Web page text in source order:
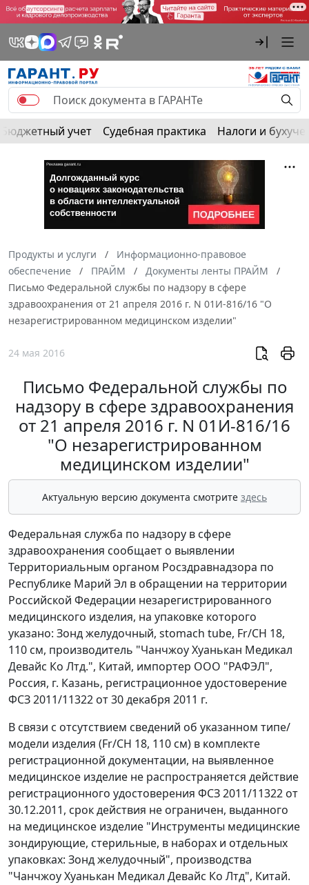
Бюджетный учет Судебная практика Налоги и
Продукты и услуги
Информационно-правовое
обеспечение
ПРАЙМ
Документы ленты ПРАЙМ
Письмо Федеральной службы по надзору в сфере
здравоохранения от 21 апреля 2016 г. N 01И-816/16 "О
незарегистрированном медицинском изделии"
24 мая 2016
Письмо Федеральной службы по
надзору в сфере здравоохранения
от 21 апреля 2016 г. N 01И-816/16
"О незарегистрированном
медицинском изделии"
Актуальную версию документа смотрите здесь
Федеральная служба по надзору в сфере
здравоохранения сообщает о выявлении
Территориальным органом Росздравнадзора по
Республике Марий Эл в обращении на территории
Российской Федерации незарегистрированного
медицинского изделия, на упаковке которого
указано: Зонд желудочный, stomach tube, Fr/CH 18,
110 см, производитель "Чанчжоу Хуанькан Медикал
Девайс Ко Лтд.", Китай, импортер ООО "РАФЭЛ",
Россия, г. Казань, регистрационное удостоверение
ФСЗ 2011/11322 от 30 декабря 2011 г.
В связи с отсутствием сведений об указанном типе/
модели изделия (Fr/CH 18, 110 см) в комплекте
регистрационной документации, на выявленное
медицинское изделие не распространяется действие
регистрационного удостоверения ФСЗ 2011/11322 от
30.12.2011, срок действия не ограничен, выданного
на медицинское изделие "Инструменты медицинские
зондирующие, стерильные, в наборах и отдельных
упаковках: Зонд желудочный", производства
"Чанчжоу Хуанькан Медикал Девайс Ко Лтд", Китай.